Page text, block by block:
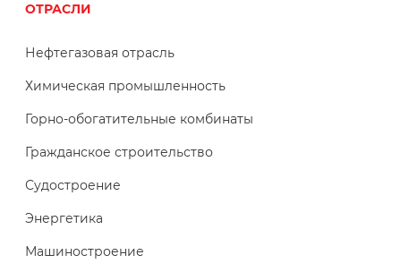
ОТРАСЛИ
Нефтегазовая отрасль
Химическая промышленность
Горно-обогатительные комбинаты
Гражданское строительство
Судостроение
Энергетика
Машиностроение